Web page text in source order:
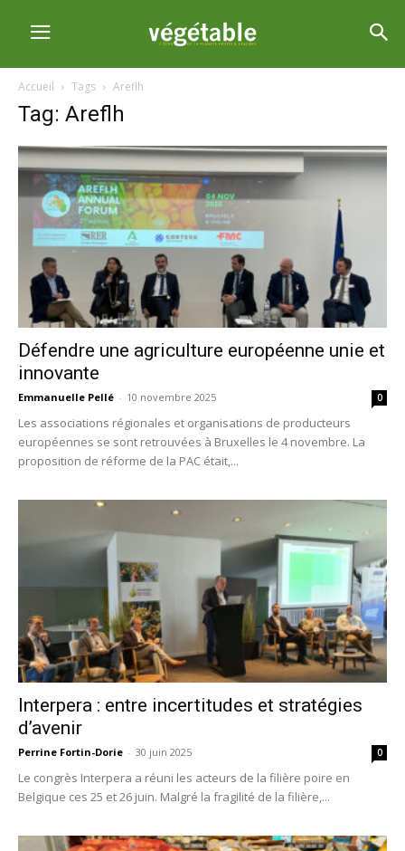
Accueil Tags Areflh
Tag: Areflh
Défendre une agriculture européenne unie et
innovante
Emmanuelle Pellé - 10 novembre 2025 0
Les associations régionales et organisations de producteurs
européennes se sont retrouvées à Bruxelles le 4 novembre. La
proposition de réforme de la PAC était,...
Interpera : entre incertitudes et stratégies
d’avenir
Perrine Fortin-Dorie - 30 juin 2025 0
Le congrès Interpera a réuni les acteurs de la filière poire en
Belgique ces 25 et 26 juin. Malgré la fragilité de la filière,...